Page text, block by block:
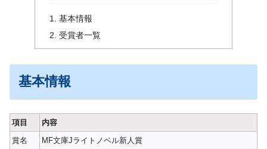
基本情報
受賞者一覧
基本情報
項目
内容
賞名
MF文庫Jライトノベル新人賞